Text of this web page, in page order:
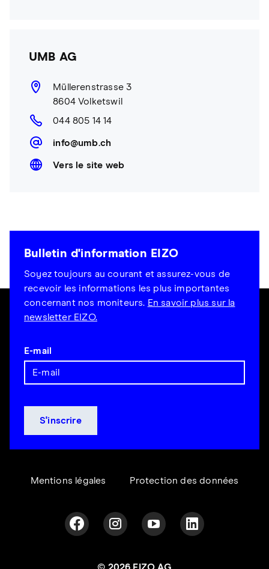
UMB AG
Müllerenstrasse 3
8604 Volketswil
044 805 14 14
info@umb.ch
Vers le site web
Bulletin d'information EIZO
Soyez toujours au courant et assurez-vous de
recevoir les informations les plus importantes
concernant nos moniteurs. En savoir plus sur la
newsletter EIZO.
E-mail
Mentions légales Protection des données